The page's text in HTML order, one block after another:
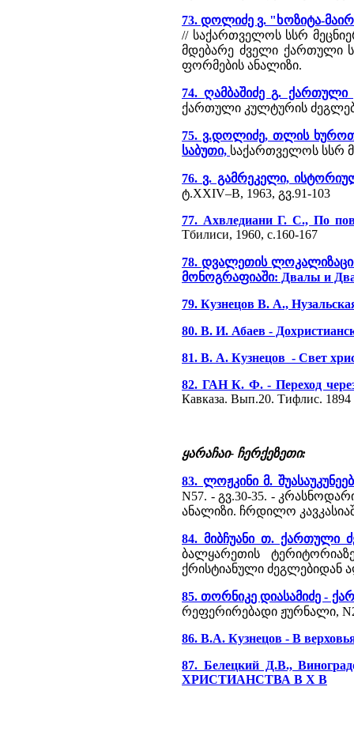
73. დოლიძე ვ. "ხოზიტა-
// საქართველოს სსრ
მდებარე ძველი ქართული
ფორმების ანალიზი.
74. ღამბაშიძე გ.
ქართული კულტურის
75. ვ.დოლიძე, თლის
საბუთი, საქართველოს სსრ
76. ვ. გამრეკელი,
ტ.XXIV–B, 1963, გვ.91-103
77. Ахвледиани Г. С., По
Тбилиси, 1960, с.160-167
78. დვალეთის
მონოგრაფიაში: Двалы и
79. Кузнецов В. А.,
80. В. И. Абаев -
81. В. А. Кузнецов - Свет
82. ГАН К. Ф. - Переход
Кавказа. Вып.20. Тифлис. 1894
ყარაჩაი- ჩერქეზეთი:
83. ლოჟკინი მ.
N57. - გვ.30-35. -
ანალიზი. ჩრდილო
84. მიბჩუანი თ. ქართული
ბალყარეთის
ქრისტიანული ძეგლებიდან
85. თორნიკე დიასამიძე -
რეფერირებადი ჟურნალი, N2
86. В.А. Кузнецов - В
87. Белецкий Д.В.,
ХРИСТИАНСТВА В Х В